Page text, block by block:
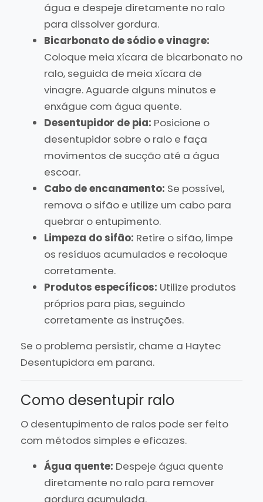
água e despeje diretamente no ralo
para dissolver gordura.
Bicarbonato de sódio e vinagre:
Coloque meia xícara de bicarbonato no
ralo, seguida de meia xícara de
vinagre. Aguarde alguns minutos e
enxágue com água quente.
Desentupidor de pia: Posicione o
desentupidor sobre o ralo e faça
movimentos de sucção até a água
escoar.
Cabo de encanamento: Se possível,
remova o sifão e utilize um cabo para
quebrar o entupimento.
Limpeza do sifão: Retire o sifão, limpe
os resíduos acumulados e recoloque
corretamente.
Produtos específicos: Utilize produtos
próprios para pias, seguindo
corretamente as instruções.
Se o problema persistir, chame a Haytec
Desentupidora em parana.
Como desentupir ralo
O desentupimento de ralos pode ser feito
com métodos simples e eficazes.
Água quente: Despeje água quente
diretamente no ralo para remover